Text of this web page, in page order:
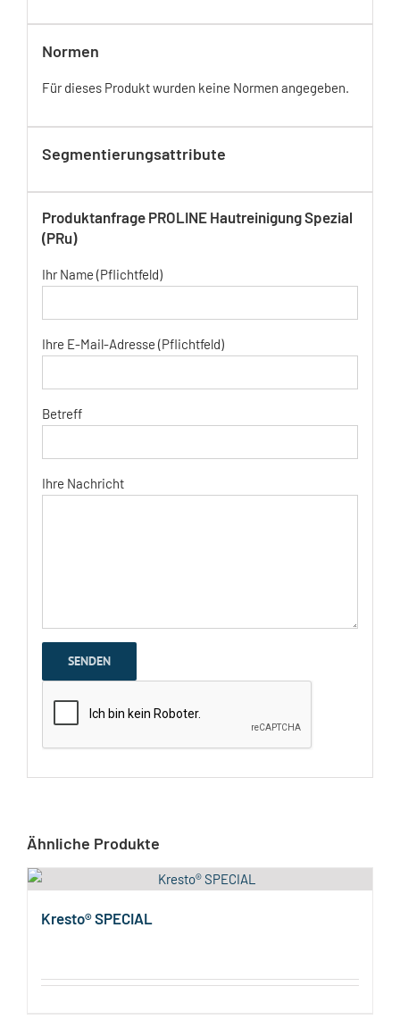
Normen
Für dieses Produkt wurden keine Normen angegeben.
Segmentierungsattribute
Produktanfrage PROLINE Hautreinigung Spezial
(PRu)
Ihr Name (Pflichtfeld)
Ihre E-Mail-Adresse (Pflichtfeld)
Betreff
Ihre Nachricht
Ähnliche Produkte
Kresto® SPECIAL